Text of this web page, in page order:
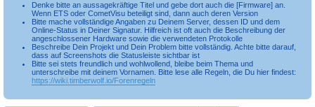
Denke bitte an aussagekräftige Titel und gebe dort auch die [Firmware] an.
Wenn ETS oder CometVisu beteiligt sind, dann auch deren Version
Bitte mache vollständige Angaben zu Deinem Server, dessen ID und dem
Online-Status in Deiner Signatur. Hilfreich ist oft auch die Beschreibung der
angeschlossener Hardware sowie die verwendeten Protokolle
Beschreibe Dein Projekt und Dein Problem bitte vollständig. Achte bitte darauf,
dass auf Screenshots die Statusleiste sichtbar ist
Bitte sei stets freundlich und wohlwollend, bleibe beim Thema und
unterschreibe mit deinem Vornamen. Bitte lese alle Regeln, die Du hier findest:
https://wiki.timberwolf.io/Forenregeln